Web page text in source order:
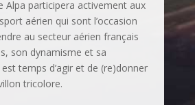
Alpa participera activement aux
aérien qui sont l’occasion
au secteur aérien français
son dynamisme et sa
temps d’agir et de (re)donner
tricolore.